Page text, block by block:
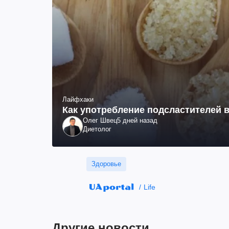
Лайфхаки
Как употребление подсластителей
Олег Швец5 дней назад
Диетолог
Здоровье
Life